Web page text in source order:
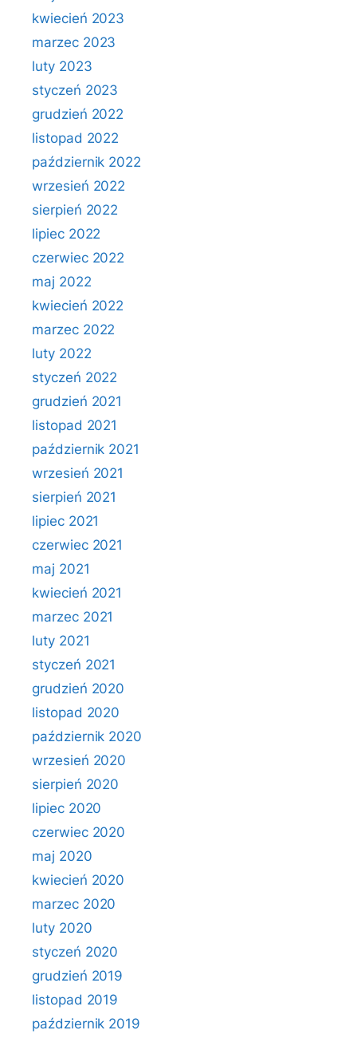
kwiecień 2023
marzec 2023
luty 2023
styczeń 2023
grudzień 2022
listopad 2022
październik 2022
wrzesień 2022
sierpień 2022
lipiec 2022
czerwiec 2022
maj 2022
kwiecień 2022
marzec 2022
luty 2022
styczeń 2022
grudzień 2021
listopad 2021
październik 2021
wrzesień 2021
sierpień 2021
lipiec 2021
czerwiec 2021
maj 2021
kwiecień 2021
marzec 2021
luty 2021
styczeń 2021
grudzień 2020
listopad 2020
październik 2020
wrzesień 2020
sierpień 2020
lipiec 2020
czerwiec 2020
maj 2020
kwiecień 2020
marzec 2020
luty 2020
styczeń 2020
grudzień 2019
listopad 2019
październik 2019